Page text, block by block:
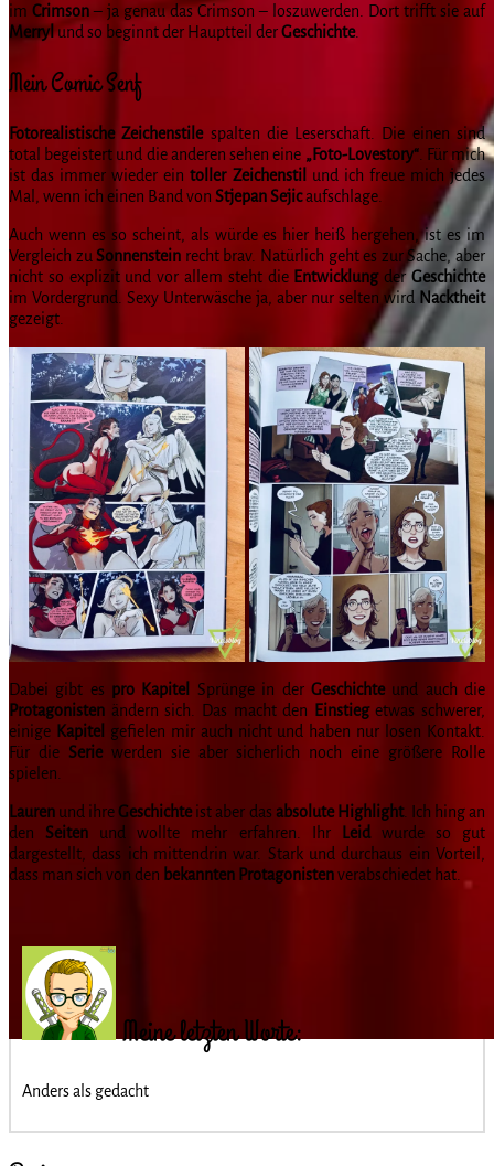
im Crimson– ja genau das Crimson – loszuwerden. Dort trifft sie auf
Merrylund so beginnt der Hauptteil derGeschichte.
Mein Comic Senf
Fotorealistische Zeichenstilespalten die Leserschaft. Die einen sind
total begeistert und die anderen sehen eine „Foto-Lovestory“. Für mich
ist das immer wieder eintoller Zeichenstil
und ich freue mich jedes
Mal, wenn ich einen Band von Stjepan Sejicaufschlage.
Auch wenn es so scheint, als würde es hier heiß hergehen, ist es im
Vergleich zuSonnenstein recht brav. Natürlich geht es zur Sache, aber
nicht so explizit und vor allem steht die EntwicklungderGeschichte
im Vordergrund. Sexy Unterwäsche ja, aber nur selten wird Nacktheit
gezeigt.
Dabei gibt es pro Kapitel Sprünge in der Geschichteund auch die
Protagonisten ändern sich. Das macht den Einstiegetwas schwerer,
einige Kapitel
gefielen mir auch nicht und haben nur losen Kontakt.
Für die Seriewerden sie aber sicherlich noch eine größere Rolle
spielen.
Lauren und ihre Geschichteist aber das absolute Highlight. Ich hing an
den Seiten und wollte mehr erfahren. Ihr Leidwurde so gut
dargestellt, dass ich mittendrin war. Stark und durchaus ein Vorteil,
dass man sich von den bekannten Protagonistenverabschiedet hat.
Meine letzten Worte:
Anders als gedacht